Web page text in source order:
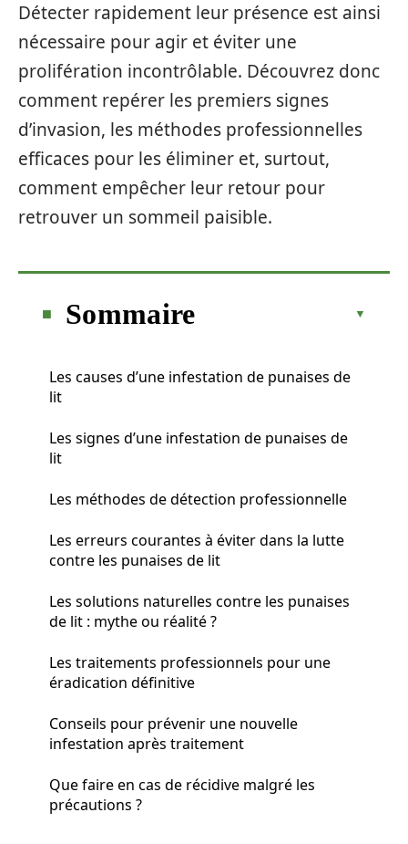
Détecter rapidement leur présence est ainsi
nécessaire pour agir et éviter une
prolifération incontrôlable. Découvrez donc
comment repérer les premiers signes
d’invasion, les méthodes professionnelles
efficaces pour les éliminer et, surtout,
comment empêcher leur retour pour
retrouver un sommeil paisible.
Sommaire
Les causes d’une infestation de punaises de
lit
Les signes d’une infestation de punaises de
lit
Les méthodes de détection professionnelle
Les erreurs courantes à éviter dans la lutte
contre les punaises de lit
Les solutions naturelles contre les punaises
de lit : mythe ou réalité ?
Les traitements professionnels pour une
éradication définitive
Conseils pour prévenir une nouvelle
infestation après traitement
Que faire en cas de récidive malgré les
précautions ?